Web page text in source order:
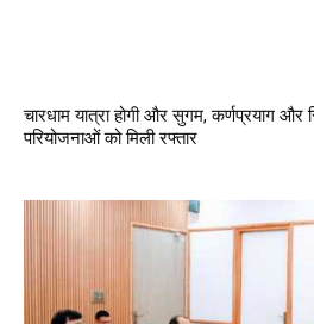
चारधाम यात्रा होगी और सुगम, कर्णप्रयाग और
परियोजनाओं को मिली रफ्तार